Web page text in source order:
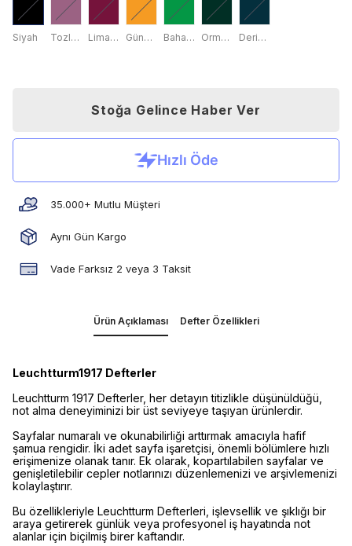
Siyah Tozlu Gül Liman Kırmızısı Gündoğumu Sarısı Bahar Yaprağı Orman Yeşili Derin Deniz
Stoğa Gelince Haber Ver
35.000+ Mutlu Müşteri
Aynı Gün Kargo
Vade Farksız 2 veya 3 Taksit
Ürün Açıklaması Defter Özellikleri
Leuchtturm1917 Defterler
Leuchtturm 1917 Defterler, her detayın titizlikle düşünüldüğü,
not alma deneyiminizi bir üst seviyeye taşıyan ürünlerdir.
Sayfalar numaralı ve okunabilirliği arttırmak amacıyla hafif
şamua rengidir. İki adet sayfa işaretçisi, önemli bölümlere hızlı
erişimenize olanak tanır. Ek olarak, kopartılabilen sayfalar ve
genişletilebilir cepler notlarınızı düzenlemenizi ve arşivlemenizi
kolaylaştırır.
Bu özellikleriyle Leuchtturm Defterleri, işlevsellik ve şıklığı bir
araya getirerek günlük veya profesyonel iş hayatında not
alanlar için biçilmiş birer kaftandır.